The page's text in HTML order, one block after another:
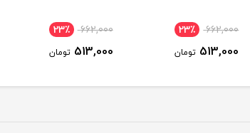
662,000 23٪
513,000 تومان
662,000 23٪
513,000 تومان